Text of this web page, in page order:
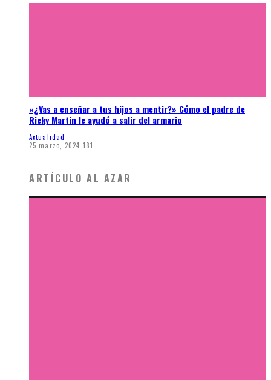
«¿Vas a enseñar a tus hijos a mentir?» Cómo el padre de
Ricky Martin le ayudó a salir del armario
Actualidad
25 marzo, 2024 181
ARTÍCULO AL AZAR